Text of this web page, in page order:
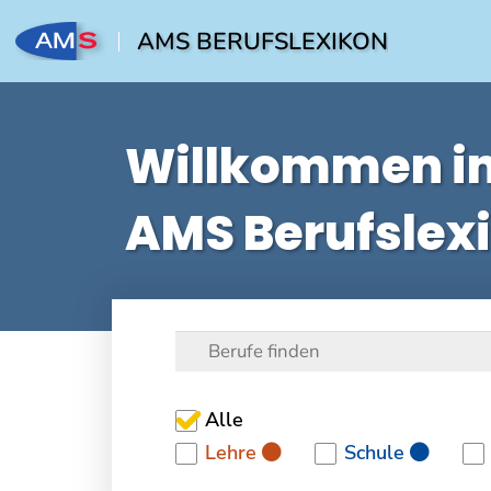
AMS BERUFSLEXIKON
Willkommen
AMS
Alle
Lehre
Schule